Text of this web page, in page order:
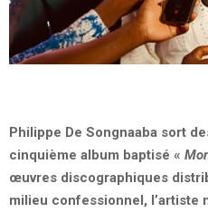
Philippe De Songnaaba sort
cinquième album baptisé «
œuvres discographiques
milieu confessionnel, l’artiste